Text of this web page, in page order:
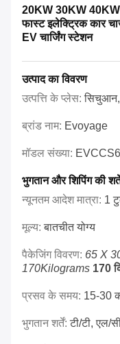
20KW 30KW
फास्ट इलेक्ट्रिक कार
EV चार्जिंग स्टेशन
उत्पाद का विवरण
उत्पत्ति के प्लेस:सिचुआन,
ब्रांड नाम: Evoyage
मॉडल संख्या:
भुगतान और शिपिंग की
न्यूनतम आदेश मात्रा: 1
मूल्य:बातचीत योग्य
पैकेजिंग विवरण: 65 X
170Kilograms 170
प्रसव के समय: 15-30
भुगतान शर्तें:टी/टी, एल/